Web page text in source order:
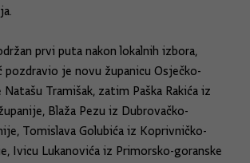
prvi puta nakon lokalnih izbora,
pozdravio je novu županicu Osječko-
Natašu Tramišak, zatim Paška Rakića iz
Blaža Pezu iz Dubrovačko-
Tomislava Golubića iz Koprivničko-
Ivicu Lukanovića iz Primorsko-goranske